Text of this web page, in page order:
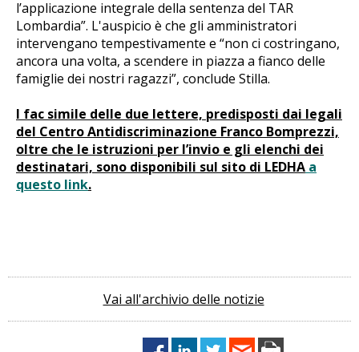
l’applicazione integrale della sentenza del TAR
Lombardia”. L'auspicio è che gli amministratori
intervengano tempestivamente e “non ci costringano,
ancora una volta, a scendere in piazza a fianco delle
famiglie dei nostri ragazzi”, conclude Stilla.
I fac simile delle due lettere, predisposti dai legali
del Centro Antidiscriminazione Franco Bomprezzi,
oltre che le istruzioni per l’invio e gli elenchi dei
destinatari, sono disponibili sul sito di LEDHA a
questo link.
Vai all'archivio delle notizie